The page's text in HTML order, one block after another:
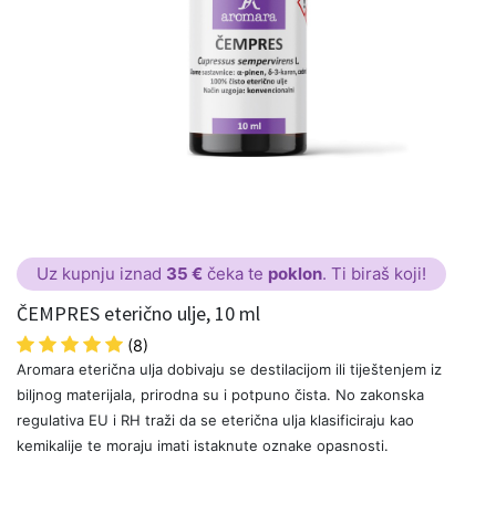
Uz kupnju iznad 35 € čeka te poklon. Ti biraš koji!
ČEMPRES eterično ulje, 10 ml
(8)
Aromara eterična ulja dobivaju se destilacijom ili tiještenjem iz
biljnog materijala, prirodna su i potpuno čista. No zakonska
regulativa EU i RH traži da se eterična ulja klasificiraju kao
kemikalije te moraju imati istaknute oznake opasnosti.